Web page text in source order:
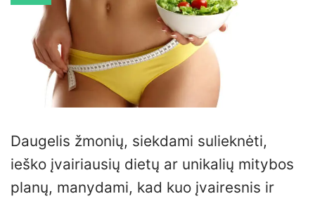
Daugelis žmonių, siekdami sulieknėti,
ieško įvairiausių dietų ar unikalių mitybos
planų, manydami, kad kuo įvairesnis ir